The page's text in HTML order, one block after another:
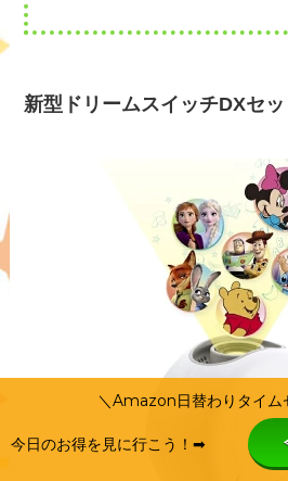
新型ドリームスイッチDXセ
＼Amazon日替わりタイム
今日のお得を見に行こう！➡